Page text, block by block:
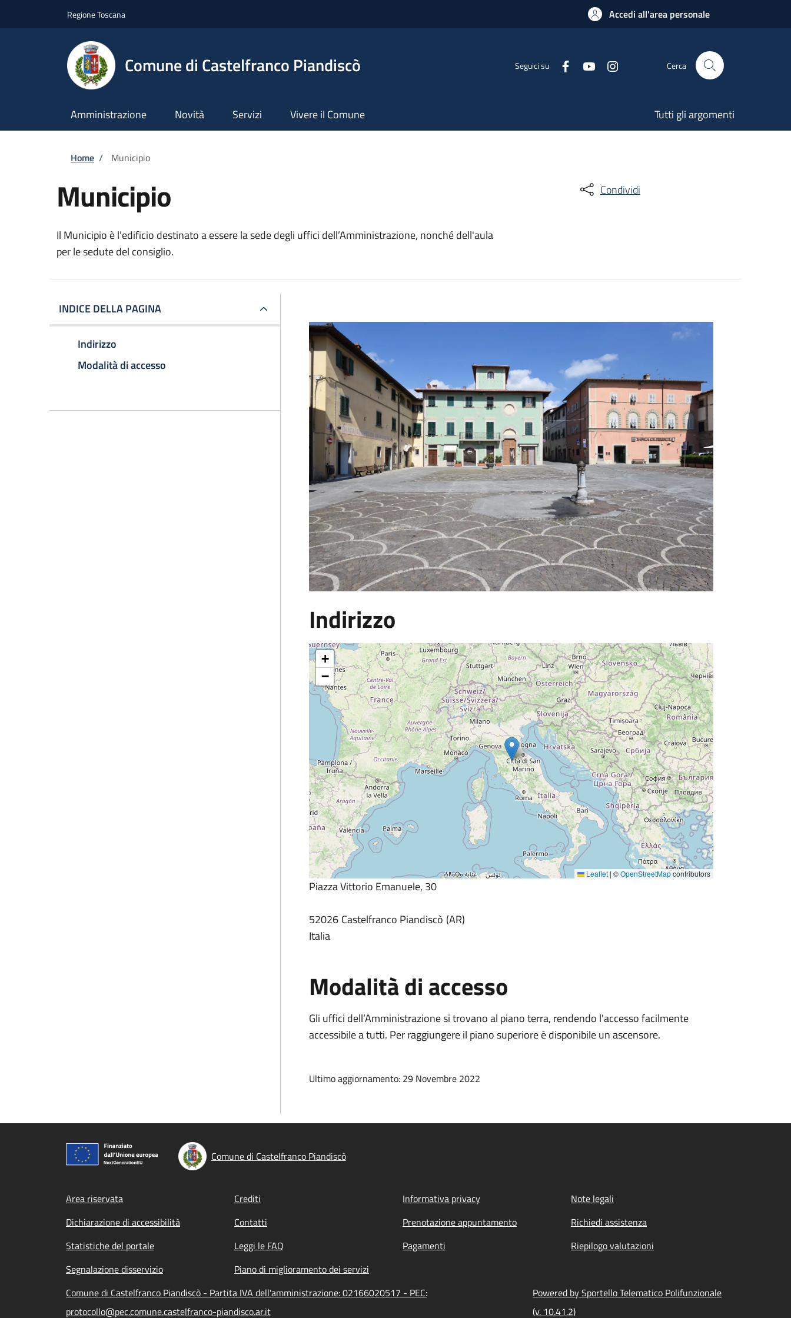
Regione Toscana Accedi all'area personale
Comune di Castelfranco Piandiscò Seguici su Cerca
Amministrazione Novità Servizi Vivere il Comune Tutti gli argomenti
Briciole di pane
Home / Municipio
Municipio
Il Municipio è l’edificio destinato a essere la sede degli uffici dell’Amministrazione, nonché dell'aula
per le sedute del consiglio.
Condividi
INDICE DELLA PAGINA
Indirizzo
Modalità di accesso
Indirizzo
+
−
Leaflet | ©OpenStreetMapcontributors
Piazza Vittorio Emanuele, 30
52026 Castelfranco Piandiscò AR
Italia
Modalità di accesso
Gli uffici dell’Amministrazione si trovano al piano terra, rendendo l'accesso facilmente
accessibile a tutti. Per raggiungere il piano superiore è disponibile un ascensore.
Ultimo aggiornamento: 29 Novembre 2022
Comune di Castelfranco Piandiscò
Footer menu
Area riservata Crediti Informativa privacy
Note legali
Dichiarazione di accessibilità
Contatti Prenotazione appuntamento
Richiedi assistenza
Statistiche del portale
Leggi le FAQ Pagamenti
Riepilogo valutazioni
Segnalazione disservizio
Piano di miglioramento dei servizi
Comune di Castelfranco Piandiscò - Partita IVA dell'amministrazione: 02166020517 - PEC:
protocollo@pec.comune.castelfranco-piandisco.ar.it
Powered by Sportello Telematico Polifunzionale
(v. 10.41.2)